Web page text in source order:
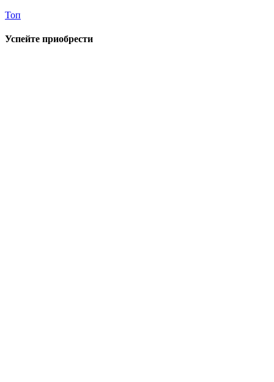
Топ
Успейте приобрести